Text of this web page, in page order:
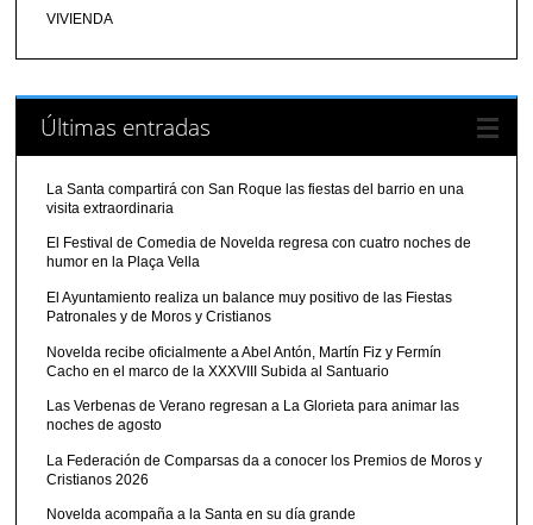
VIVIENDA
Últimas entradas
La Santa compartirá con San Roque las fiestas del barrio en una
visita extraordinaria
El Festival de Comedia de Novelda regresa con cuatro noches de
humor en la Plaça Vella
El Ayuntamiento realiza un balance muy positivo de las Fiestas
Patronales y de Moros y Cristianos
Novelda recibe oficialmente a Abel Antón, Martín Fiz y Fermín
Cacho en el marco de la XXXVIII Subida al Santuario
Las Verbenas de Verano regresan a La Glorieta para animar las
noches de agosto
La Federación de Comparsas da a conocer los Premios de Moros y
Cristianos 2026
Novelda acompaña a la Santa en su día grande